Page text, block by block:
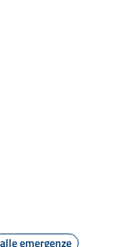
emergenze